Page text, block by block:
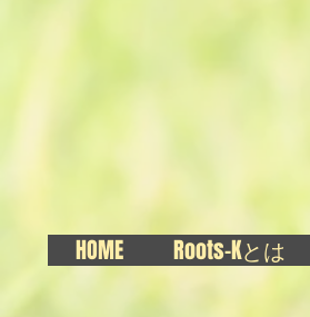
HOME Roots-Kとは